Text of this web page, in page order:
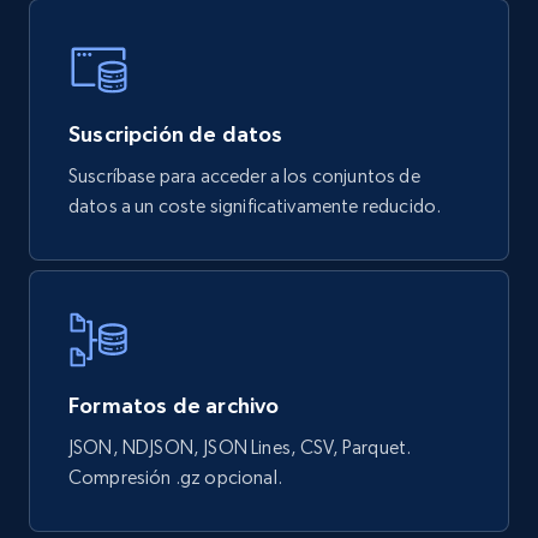
eCommerce
840+ 46+
Wayfair products
Initial price, Discount, Final price, and more.
Suscripción de datos
Suscríbase para acceder a los conjuntos de
datos a un coste significativamente reducido.
Formatos de archivo
JSON, NDJSON, JSON Lines, CSV, Parquet.
Compresión .gz opcional.